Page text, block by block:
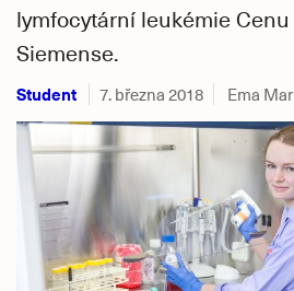
lymfocytární leukémie Cenu
Siemense.
Student 7. března 2018 Ema